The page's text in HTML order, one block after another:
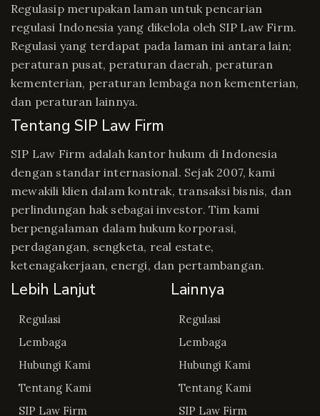
Regulasip merupakan laman untuk pencarian
regulasi Indonesia yang dikelola oleh SIP Law Firm.
Regulasi yang terdapat pada laman ini antara lain;
peraturan pusat, peraturan daerah, peraturan
kementerian, peraturan lembaga non kementerian,
dan peraturan lainnya.
Tentang SIP Law Firm
SIP Law Firm adalah kantor hukum di Indonesia
dengan standar internasional. Sejak 2007, kami
mewakili klien dalam kontrak, transaksi bisnis, dan
perlindungan hak sebagai investor. Tim kami
berpengalaman dalam hukum korporasi,
perdagangan, sengketa, real estate,
ketenagakerjaan, energi, dan pertambangan.
Lebih Lanjut
Regulasi
Lembaga
Hubungi Kami
Tentang Kami
SIP Law Firm
Lainnya
Regulasi
Lembaga
Hubungi Kami
Tentang Kami
SIP Law Firm